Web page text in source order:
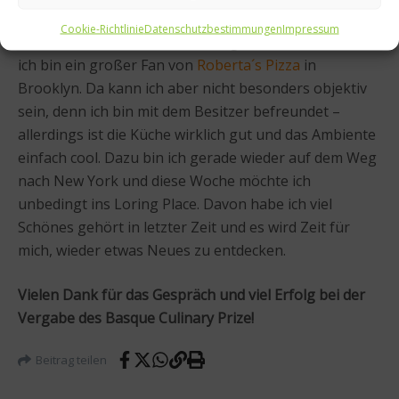
Cookie-RichtlinieDatenschutzbestimmungenImpressum
Mattos dort ist einfach, aber ungemein delikat. Und
ich bin ein großer Fan von Roberta´s Pizza in
Brooklyn. Da kann ich aber nicht besonders objektiv
sein, denn ich bin mit dem Besitzer befreundet –
allerdings ist die Küche wirklich gut und das Ambiente
einfach cool. Dazu bin ich gerade wieder auf dem Weg
nach New York und diese Woche möchte ich
unbedingt ins Loring Place. Davon habe ich viel
Schönes gehört in letzter Zeit und es wird Zeit für
mich, wieder etwas Neues zu entdecken.
Vielen Dank für das Gespräch und viel Erfolg bei der
Vergabe des Basque Culinary Prize!
Beitrag teilen